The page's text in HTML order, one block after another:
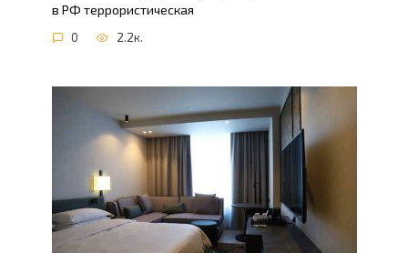
в РФ террористическая
0 2.2к.